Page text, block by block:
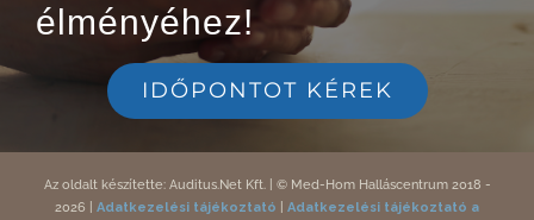
élményéhez!
IDŐPONTOT KÉREK
Az oldalt készítette: Auditus.Net Kft.| © Med-Hom Halláscentrum 2018 -
2026
Adatkezelési tájékoztató Adatkezelési tájékoztató a